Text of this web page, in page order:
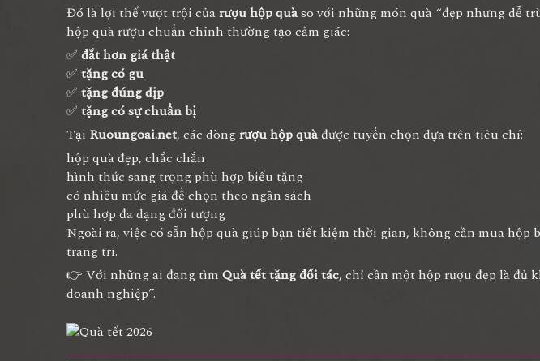
Đó là lợi thế vượt trội củarượu hộp quàso với những món quà “đẹp nhưng dễ
hộp quà rượu chuẩn chỉnh thường tạo cảm giác:
✅ đắt hơn giá thật
✅ tặng có gu
✅ tặng đúng dịp
✅ tặng có sự chuẩn bị
Tại Ruoungoai.net, các dòngrượu hộp quàđược tuyển chọn dựa trên tiêu chí:
hộp quà đẹp, chắc chắn
hình thức sang trọng phù hợp biếu tặng
có nhiều mức giá để chọn theo ngân sách
phù hợp đa dạng đối tượng
Ngoài ra, việc có sẵn hộp quà giúp bạn tiết kiệm thời gian, không cần mua hộp
trang trí.
👉 Với những ai đang tìm Quà tết tặng đối tác, chỉ cần một hộp rượu đẹp là đủ
doanh nghiệp”.